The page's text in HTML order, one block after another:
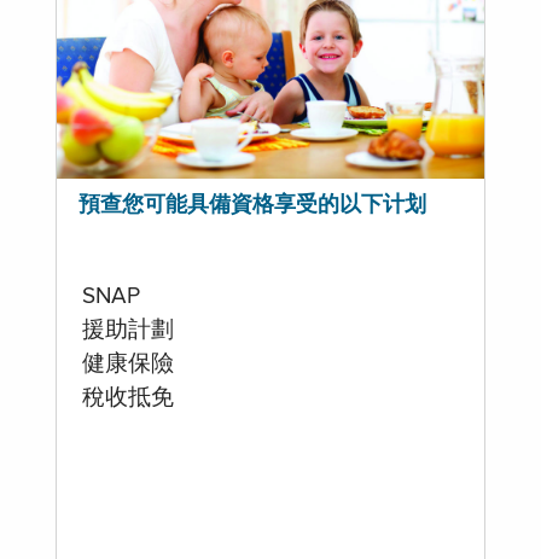
預查您可能具備資格享受的以下计划
SNAP
援助計劃
健康保險
稅收抵免